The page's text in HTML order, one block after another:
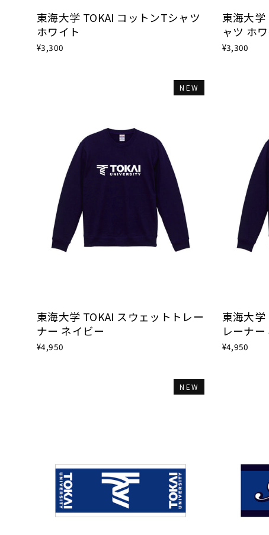
東海大学 TOKAI コットンTシャツ
ホワイト
¥3,300
東海大
ャツ ホ
¥3,300
NEW
東海大学 TOKAI スウェットトレー
ナー ネイビー
¥4,950
東海大
レーナ
¥4,950
NEW